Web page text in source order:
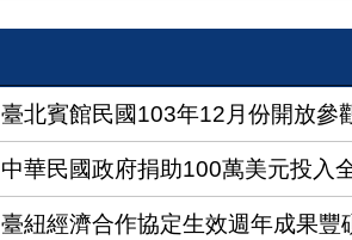
臺北賓館民國103年12月份開放參
中華民國政府捐助100萬美元投入
臺紐經濟合作協定生效週年成果豐